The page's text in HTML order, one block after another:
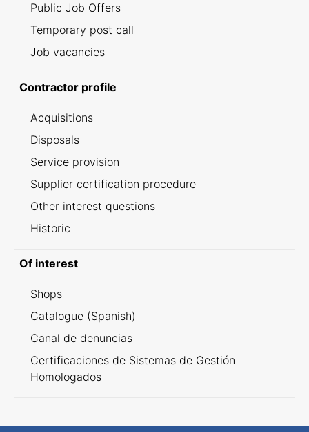
Public Job Offers
Temporary post call
Job vacancies
Contractor profile
Acquisitions
Disposals
Service provision
Supplier certification procedure
Other interest questions
Historic
Of interest
Shops
Catalogue (Spanish)
Canal de denuncias
Certificaciones de Sistemas de Gestión
Homologados